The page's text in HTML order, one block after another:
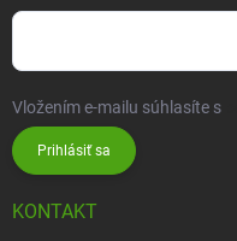
Vložením e-mailu súhlasíte s
Prihlásiť sa
KONTAKT